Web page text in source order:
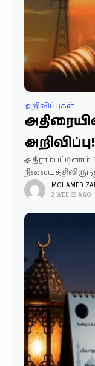
அறிவிப்புகள்
அறிவிப்பு!
அதிராம்பட்டிணம்
KV கருங்குளம் 11
புதுக்கோட்டை
MOHAMED
2 WEEKS AGO